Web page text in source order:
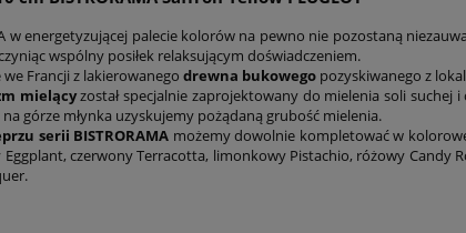
w energetyzującej palecie kolorów na pewno nie pozostaną
wspólny posiłek relaksującym doświadczeniem.
we Francji z lakierowanego drewna bukowego pozyskiwanego z
mielącyzostał specjalnie zaprojektowany do mielenia soli
górze młynka uzyskujemy pożądaną grubość mielenia.
serii BISTRORAMA możemy dowolnie kompletować w
Eggplant, czerwony Terracotta, limonkowy Pistachio, różowy Candy